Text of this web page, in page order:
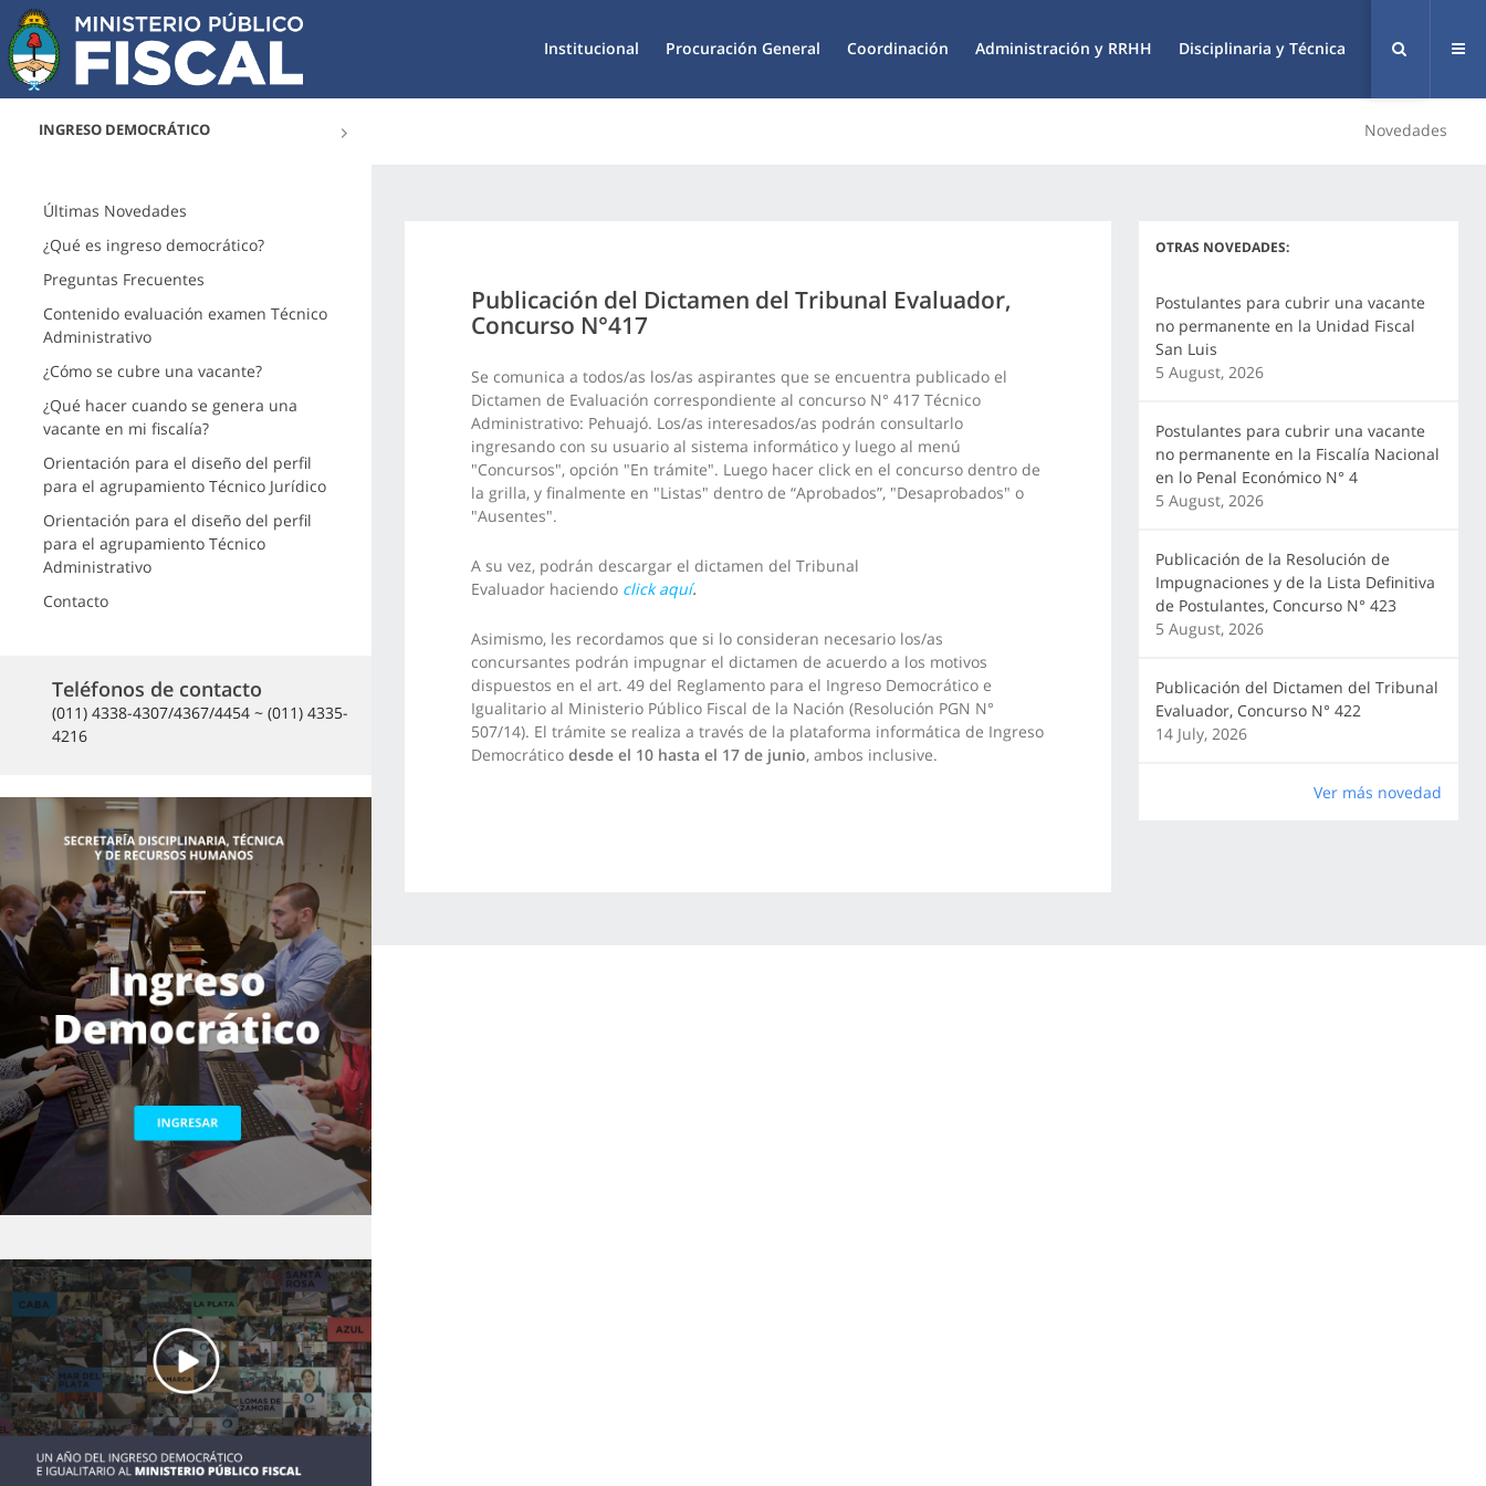
Institucional Procuración General Coordinación Administración y RRHH Disciplinaria y Técnica
INGRESO DEMOCRÁTICO Novedades
Últimas Novedades
¿Qué es ingreso democrático?
Preguntas Frecuentes
Contenido evaluación examen Técnico
Administrativo
¿Cómo se cubre una vacante?
¿Qué hacer cuando se genera una
vacante en mi fiscalía?
Orientación para el diseño del perfil
para el agrupamiento Técnico Jurídico
Orientación para el diseño del perfil
para el agrupamiento Técnico
Administrativo
Contacto
Teléfonos de contacto
(011) 4338-4307/4367/4454 ~ (011) 4335-
4216
Publicación del Dictamen del Tribunal Evaluador,
Concurso N°417
Se comunica a todos/as los/as aspirantes que se encuentra publicado el
Dictamen de Evaluación correspondiente al concurso N° 417 Técnico
Administrativo: Pehuajó. Los/as interesados/as podrán consultarlo
ingresando con su usuario al sistema informático y luego al menú
"Concursos", opción "En trámite". Luego hacer click en el concurso dentro de
la grilla, y finalmente en "Listas" dentro de “Aprobados”, "Desaprobados" o
"Ausentes".
A su vez, podrán descargar el dictamen del Tribunal
Evaluador haciendo click aquí.
Asimismo, les recordamos que si lo consideran necesario los/as
concursantes podrán impugnar el dictamen de acuerdo a los motivos
dispuestos en el art. 49 del Reglamento para el Ingreso Democrático e
Igualitario al Ministerio Público Fiscal de la Nación (Resolución PGN N°
507/14). El trámite se realiza a través de la plataforma informática de Ingreso
Democrático desde el 10 hasta el 17 de junio, ambos inclusive.
OTRAS NOVEDADES:
Postulantes para cubrir una vacante
no permanente en la Unidad Fiscal
San Luis
5 August, 2026
Postulantes para cubrir una vacante
no permanente en la Fiscalía Nacional
en lo Penal Económico N° 4
5 August, 2026
Publicación de la Resolución de
Impugnaciones y de la Lista Definitiva
de Postulantes, Concurso N° 423
5 August, 2026
Publicación del Dictamen del Tribunal
Evaluador, Concurso N° 422
14 July, 2026
Ver más novedad